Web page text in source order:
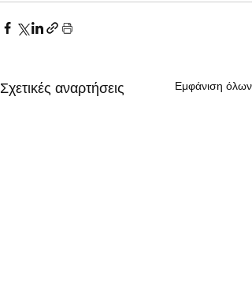
Σχετικές αναρτήσεις Εμφάνιση όλων